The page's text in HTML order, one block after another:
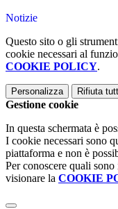
Notizie
Questo sito o gli
cookie necessari al
COOKIE POLICY.
Personalizza Rifiuta
Gestione cookie
In questa schermata è
I cookie necessari sono
piattaforma e non è
Per conoscere quali
visionare la COOKIE